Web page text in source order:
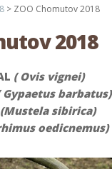
> ZOO Chomutov 2018
2018
( Ovis vignei)
Gypaetus barbatus)
(Mustela sibirica)
oedicnemus)